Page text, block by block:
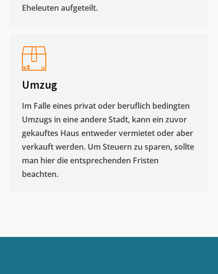
Eheleuten aufgeteilt.​
Umzug
Im Falle eines privat oder beruflich bedingten
Umzugs in eine andere Stadt, kann ein zuvor
gekauftes Haus entweder vermietet oder aber
verkauft werden. Um Steuern zu sparen, sollte
man hier die entsprechenden Fristen
beachten.